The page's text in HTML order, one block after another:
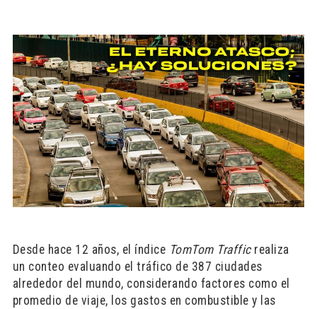
Desde hace 12 años, el índice TomTom Trafficrealiza
un conteo evaluando el tráfico de 387 ciudades
alrededor del mundo, considerando factores como el
promedio de viaje, los gastos en combustible y las